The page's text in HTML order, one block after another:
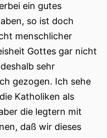
ein gutes
so ist doch
menschlicher
Gottes gar nicht
sehr
gezogen. Ich sehe
Katholiken als
die legtern mit
daß wir dieses